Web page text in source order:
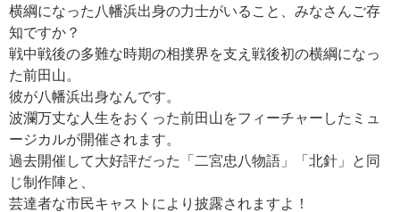
横綱になった八幡浜出身の力士がいること、みなさんご存
知ですか？
戦中戦後の多難な時期の相撲界を支え戦後初の横綱になっ
た前田山。
彼が八幡浜出身なんです。
波瀾万丈な人生をおくった前田山をフィーチャーしたミュ
ージカルが開催されます。
過去開催して大好評だった「二宮忠八物語」「北針」と同
じ制作陣と、
芸達者な市民キャストにより披露されますよ！